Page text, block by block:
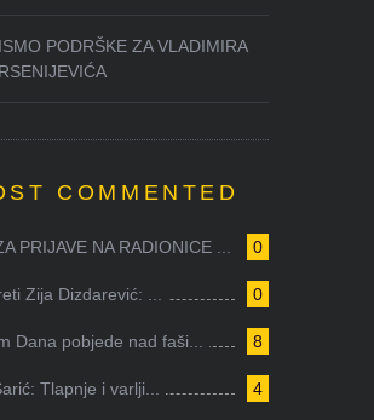
PODRŠKE ZA VLADIMIRA
COMMENTED
0
PRIJAVE NA RADIONICE ...
0
Zija Dizdarević: ...
8
Dana pobjede nad faši...
4
Tlapnje i varlji...